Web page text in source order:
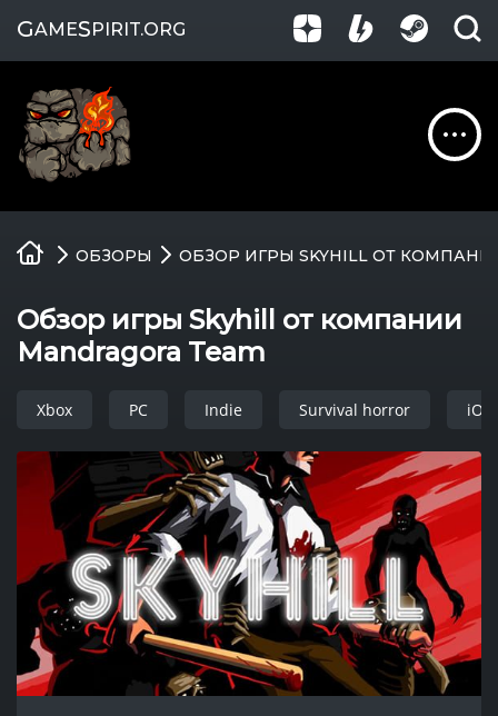
GAMESPIRIT.ORG
Игры
ОБЗОРЫ ОБЗОР ИГРЫ SKYHILL ОТ КОМПАНИИ
Обзор игры Skyhill от компании
Mandragora Team
Xbox PC Indie Survival horror iOS